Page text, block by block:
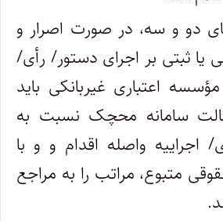
دو و سه، در صورت اصرار و
یا ثبتی بر اجرای دستور‏/ رأی‏/
مؤسسه اعتباری غیربانکی باید
سامانه محچک نسبت به
اجراییه واصله اقدام و و با
متبوع، مراتب را به مراجع